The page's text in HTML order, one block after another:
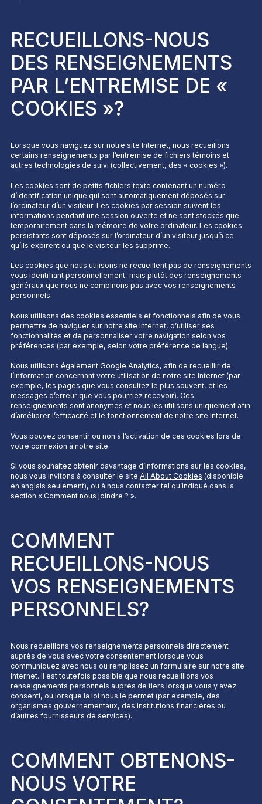
RECUEILLONS-NOUS
DES RENSEIGNEMENTS
PAR L’ENTREMISE DE «
COOKIES »?
Lorsque vous naviguez sur notre site Internet, nous recueillons
certains renseignements par l’entremise de fichiers témoins et
autres technologies de suivi (collectivement, des « cookies »).
Les cookies sont de petits fichiers texte contenant un numéro
d’identification unique qui sont automatiquement déposés sur
l’ordinateur d’un visiteur. Les cookies par session suivent les
informations pendant une session ouverte et ne sont stockés que
temporairement dans la mémoire de votre ordinateur. Les cookies
persistants sont déposés sur l’ordinateur d’un visiteur jusqu’à ce
qu’ils expirent ou que le visiteur les supprime.
Les cookies que nous utilisons ne recueillent pas de renseignements
vous identifiant personnellement, mais plutôt des renseignements
généraux que nous ne combinons pas avec vos renseignements
personnels.
Nous utilisons des cookies essentiels et fonctionnels afin de vous
permettre de naviguer sur notre site Internet, d’utiliser ses
fonctionnalités et de personnaliser votre navigation selon vos
préférences (par exemple, selon votre préférence de langue).
Nous utilisons également Google Analytics, afin de recueillir de
l’information concernant votre utilisation de notre site Internet (par
exemple, les pages que vous consultez le plus souvent, et les
messages d’erreur que vous pourriez recevoir). Ces
renseignements sont anonymes et nous les utilisons uniquement afin
d’améliorer l’efficacité et le fonctionnement de notre site Internet.
Vous pouvez consentir ou non à l’activation de ces cookies lors de
votre connexion à notre site.
Si vous souhaitez obtenir davantage d’informations sur les cookies,
nous vous invitons à consulter le site All About Cookies (disponible
en anglais seulement), ou à nous contacter tel qu’indiqué dans la
section « Comment nous joindre ? ».
COMMENT
RECUEILLONS-NOUS
VOS RENSEIGNEMENTS
PERSONNELS?
Nous recueillons vos renseignements personnels directement
auprès de vous avec votre consentement lorsque vous
communiquez avec nous ou remplissez un formulaire sur notre site
Internet. Il est toutefois possible que nous recueillions vos
renseignements personnels auprès de tiers lorsque vous y avez
consenti, ou lorsque la loi nous le permet (par exemple, des
organismes gouvernementaux, des institutions financières ou
d’autres fournisseurs de services).
COMMENT OBTENONS-
NOUS VOTRE